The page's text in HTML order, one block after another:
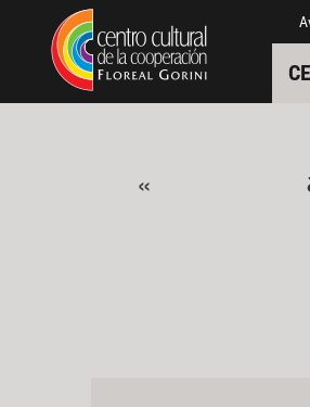
Pasar al contenido principal
Jump to main content
«